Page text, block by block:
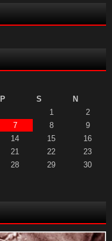
P S
N
1
2
7 8
9
14 15
16
21 22
23
28 29
30